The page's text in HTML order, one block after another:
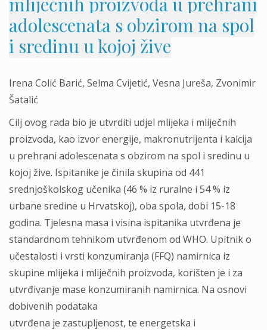
adolescenata s obzirom na spol
i sredinu u kojoj žive
Irena Colić Barić, Selma Cvijetić, Vesna Jureša, Zvonimir
Šatalić
Cilj ovog rada bio je utvrditi udjel mlijeka i mliječnih
proizvoda, kao izvor energije, makronutrijenta i kalcija
u prehrani adolescenata s obzirom na spol i sredinu u
kojoj žive. Ispitanike je činila skupina od 441
srednjoškolskog učenika (46 % iz ruralne i 54 % iz
urbane sredine u Hrvatskoj), oba spola, dobi 15-18
godina. Tjelesna masa i visina ispitanika utvrđena je
standardnom tehnikom utvrđenom od WHO. Upitnik o
učestalosti i vrsti konzumiranja (FFQ) namirnica iz
skupine mlijeka i mliječnih proizvoda, korišten je i za
utvrđivanje mase konzumiranih namirnica. Na osnovi
dobivenih podataka
utvrđena je zastupljenost, te energetska i